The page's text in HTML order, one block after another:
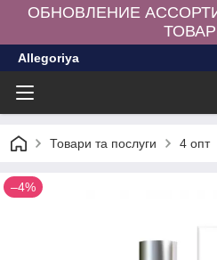
ОБНОВЛЕНИЕ
Allegoriya
Товари та послуги 4 опт
–4%